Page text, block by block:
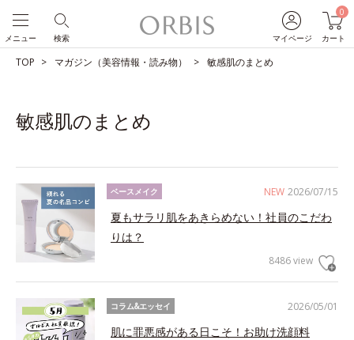
マイページ
0
カート
検索
メニュー
TOP マガジン（美容情報・読み物） 敏感肌のまとめ
敏感肌のまとめ
NEW 2026/07/15
ベースメイク
夏もサラリ肌をあきらめない！社員のこだわ
りは？
8486 view
2026/05/01
コラム&エッセイ
肌に罪悪感がある日こそ！お助け洗顔料